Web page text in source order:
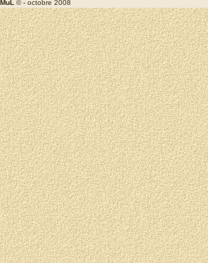
MuL © - octobre 2008